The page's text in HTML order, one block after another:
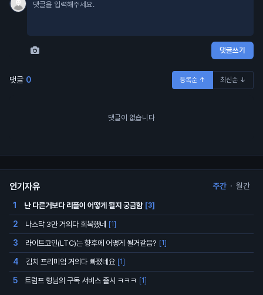
댓글쓰기
댓글 0 등록순 ↑ 최신순 ↓
댓글이 없습니다
인기자유 주간 · 월간
1 난 다른거보다 리플이 어떻게 될지 궁금함 [3]
2 나스닥 3만 거의다 회복했네 [1]
3 라이트코인(LTC)는 향후에 어떻게 될거같음? [1]
4 김치 프리미엄 거의다 빠졌네요 [1]
5 트럼프 형님의 구독 서비스 출시 ㅋㅋㅋ [1]